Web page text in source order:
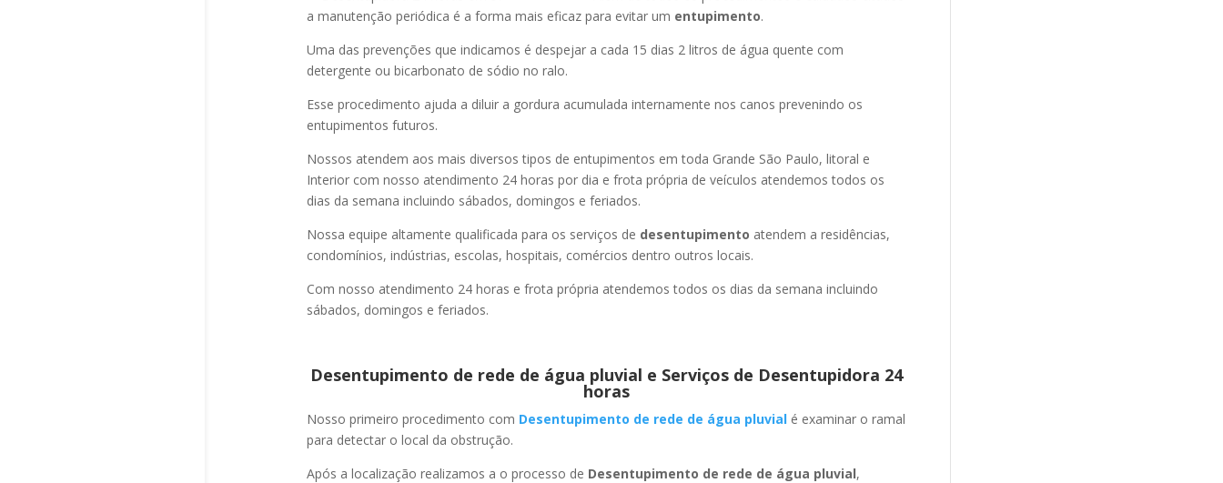
a manutenção periódica é a forma mais eficaz para evitar um entupimento.
Uma das prevenções que indicamos é despejar a cada 15 dias 2 litros de água quente com
detergente ou bicarbonato de sódio no ralo.
Esse procedimento ajuda a diluir a gordura acumulada internamente nos canos prevenindo os
entupimentos futuros.
Nossos atendem aos mais diversos tipos de entupimentos em toda Grande São Paulo, litoral e
Interior com nosso atendimento 24 horas por dia e frota própria de veículos atendemos todos os
dias da semana incluindo sábados, domingos e feriados.
Nossa equipe altamente qualificada para os serviços de desentupimento atendem a residências,
condomínios, indústrias, escolas, hospitais, comércios dentro outros locais.
Com nosso atendimento 24 horas e frota própria atendemos todos os dias da semana incluindo
sábados, domingos e feriados.
Desentupimento de rede de água pluvial e Serviços de Desentupidora 24
horas
Nosso primeiro procedimento com Desentupimento de rede de água pluvialé examinar o ramal
para detectar o local da obstrução.
Após a localização realizamos a o processo de Desentupimento de rede de água pluvial,